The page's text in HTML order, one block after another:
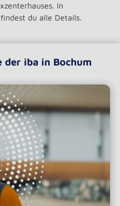
In
findest du alle Details.
der iba in Bochum